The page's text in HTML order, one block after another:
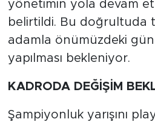
yönetimin yola devam
belirtildi. Bu doğrultuda
adamla önümüzdeki
yapılması bekleniyor.
KADRODA DEĞİŞİM
Şampiyonluk yarışını